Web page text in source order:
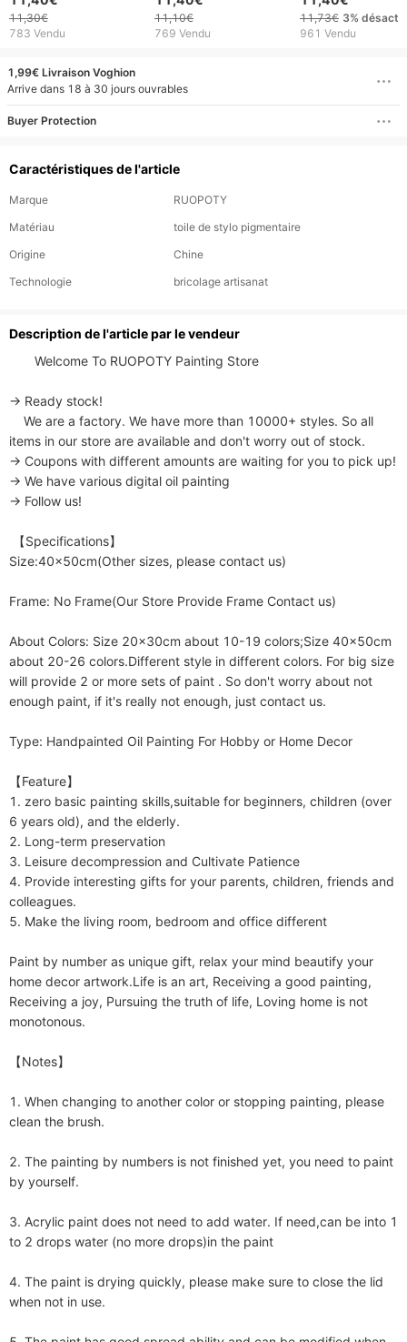
décoratives faites à la
main Belle Illustration
atmosphérique
Décoration de salon
11,30€
783 Vendu
Décoratives À La Main
Sexy Fille Portrait
Unique
11,10€
769 Vendu
main toile Painti
grue à couronne
11,73€ 3%
961 Vendu
1,99€ Livraison Voghion
Arrive dans 18 à 30 jours ouvrables
Buyer Protection
Caractéristiques de l'article
Marque
RUOPOTY
Matériau
toile de stylo pigmentaire
Origine
Chine
Technologie
bricolage artisanat
Description de l'article par le vendeur
→ Ready stock!
items in our store are available and don't worry out of stock.
→ Coupons with different amounts are waiting for you to pick up!
→ We have various digital oil painting
→ Follow us!
Size:40x50cm(Other sizes, please contact us)
Frame: No Frame(Our Store Provide Frame Contact us)
About Colors: Size 20x30cm about 10-19 colors;Size 40x50cm
about 20-26 colors.Different style in different colors. For big size
will provide 2 or more sets of paint . So don't worry about not
enough paint, if it's really not enough, just contact us.
Type: Handpainted Oil Painting For Hobby or Home Decor
【Feature】
1. zero basic painting skills,suitable for beginners, children (over
6 years old), and the elderly.
2. Long-term preservation
3. Leisure decompression and Cultivate Patience
4. Provide interesting gifts for your parents, children, friends and
colleagues.
5. Make the living room, bedroom and office different
Paint by number as unique gift, relax your mind beautify your
home decor artwork.Life is an art, Receiving a good painting,
Receiving a joy, Pursuing the truth of life, Loving home is not
monotonous.
【Notes】
1. When changing to another color or stopping painting, please
clean the brush.
2. The painting by numbers is not finished yet, you need to paint
by yourself.
3. Acrylic paint does not need to add water. If need,can be into 1
to 2 drops water (no more drops)in the paint
4. The paint is drying quickly, please make sure to close the lid
when not in use.